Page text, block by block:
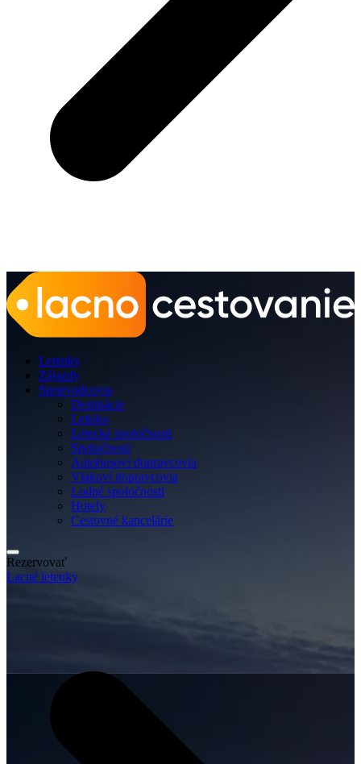
Letenky
Zájazdy
Sprievodcovia
Destinácie
Letisko
Letecké spoločnosti
Spoločnosti
Autobusoví dopravcovia
Vlakoví dopravcovia
Lodné spoločnosti
Hotely
Cestovné kancelárie
Rezervovať
Lacné letenky